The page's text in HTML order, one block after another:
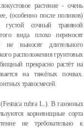
растение - очень
(особенно после поливов)
сочный травяной
вида плохо переносят
не выносят длительного
расположения грунтовых
прекрасно растёт на
на тяжёлых почвах.
травосмесей.
rubra L.). В газонных
корневищные сорта
не требовательно к